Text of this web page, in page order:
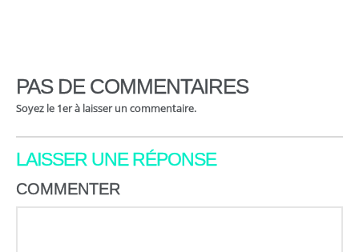
PAS DE COMMENTAIRES
Soyez le 1er à laisser un commentaire.
LAISSER UNE RÉPONSE
COMMENTER